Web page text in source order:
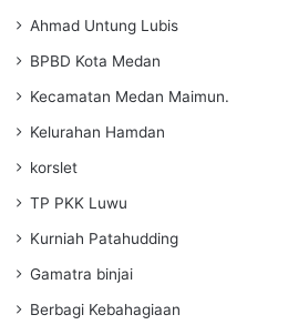
Ahmad Untung Lubis
BPBD Kota Medan
Kecamatan Medan Maimun.
Kelurahan Hamdan
korslet
TP PKK Luwu
Kurniah Patahudding
Gamatra binjai
Berbagi Kebahagiaan